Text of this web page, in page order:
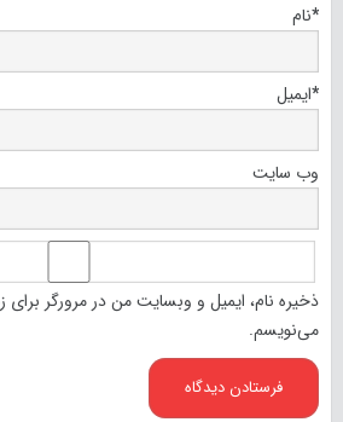
نام*
ایمیل*
وب‌ سایت
ذخیره نام، ایمیل و وبسایت من در مرورگر برای
می‌نویسم.